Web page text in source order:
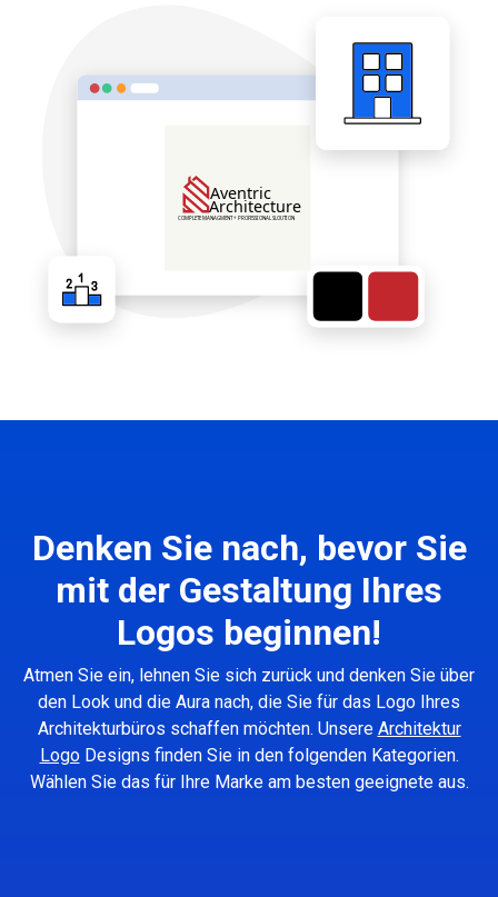
Denken Sie nach, bevor Sie
mit der Gestaltung Ihres
Logos beginnen!
Atmen Sie ein, lehnen Sie sich zurück und denken Sie über
den Look und die Aura nach, die Sie für das Logo Ihres
Architekturbüros schaffen möchten. Unsere Architektur
LogoDesigns finden Sie in den folgenden Kategorien.
Wählen Sie das für Ihre Marke am besten geeignete aus.